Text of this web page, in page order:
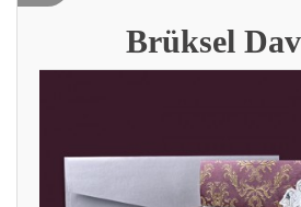
Brüksel